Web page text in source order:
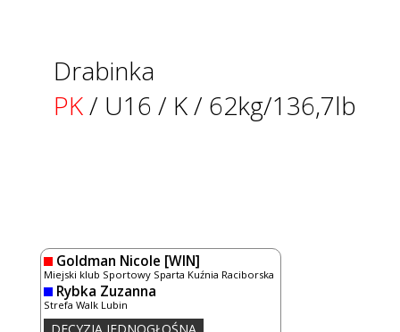
Drabinka
PK/ U16 / K / 62kg/136,7lb
Goldman Nicole [WIN]
Miejski klub Sportowy Sparta Kuźnia Raciborska
Rybka Zuzanna
Strefa Walk Lubin